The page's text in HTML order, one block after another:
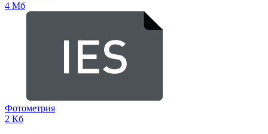
4 Мб
Фотометрия
2 Кб